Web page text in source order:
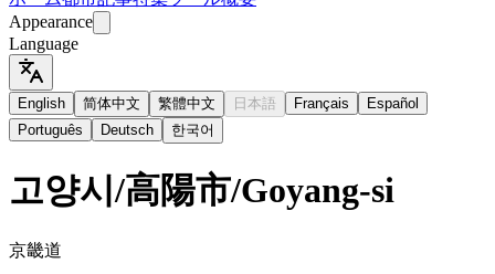
Appearance
Language
English 简体中文 繁體中文 日本語 Français
Español
Português
Deutsch 한국어
고양시/高陽市/Goyang-si
京畿道